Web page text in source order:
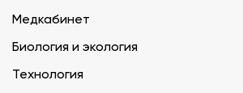
Медкабинет
Биология и экология
Технология